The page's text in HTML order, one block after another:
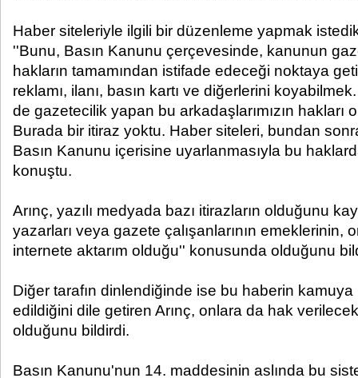
Haber siteleriyle ilgili bir düzenleme yapmak
''Bunu, Basın Kanunu çerçevesinde, kanunun
hakların tamamından istifade edeceği noktaya
reklamı, ilanı, basın kartı ve diğerlerini
de gazetecilik yapan bu arkadaşlarımızın hakları
Burada bir itiraz yoktu. Haber siteleri, bundan
Basın Kanunu içerisine uyarlanmasıyla bu
konuştu.
Arınç, yazılı medyada bazı itirazların olduğunu
yazarları veya gazete çalışanlarının emeklerinin,
internete aktarım olduğu'' konusunda olduğunu
Diğer tarafın dinlendiğinde ise bu haberin
edildiğini dile getiren Arınç, onlara da hak
olduğunu bildirdi.
Basın Kanunu'nun 14. maddesinin aslında bu